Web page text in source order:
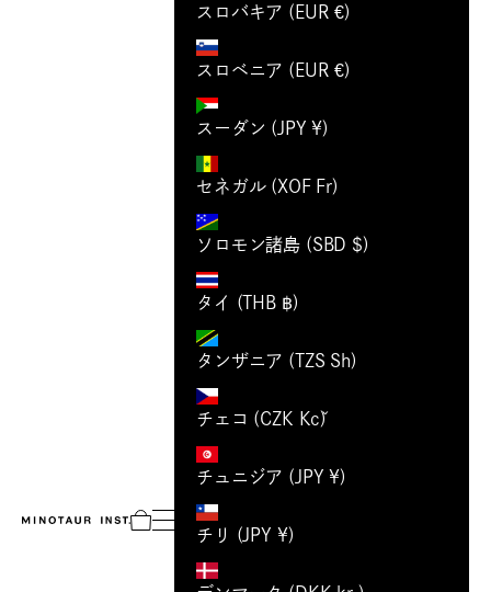
MINOTAUR INST.メニュー
Cart
スロバキア (EUR €)
スロベニア (EUR €)
スーダン (JPY ¥)
セネガル (XOF Fr)
ソロモン諸島 (SBD $)
タイ (THB ฿)
タンザニア (TZS Sh)
チェコ (CZK Kč)
チュニジア (JPY ¥)
チリ (JPY ¥)